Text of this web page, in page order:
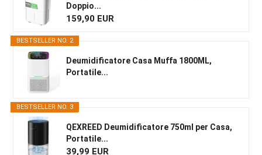
Doppio...
159,90 EUR
BESTSELLER NO. 2
Deumidificatore Casa Muffa 1800ML,
Portatile...
BESTSELLER NO. 3
QEXREED Deumidificatore 750ml per Casa,
Portatile...
39,99 EUR